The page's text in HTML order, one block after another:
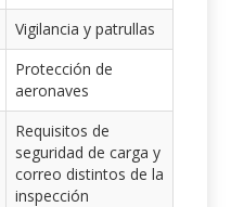
Vigilancia y patrullas
Protección de
aeronaves
Requisitos de
seguridad de carga y
correo distintos de la
inspección